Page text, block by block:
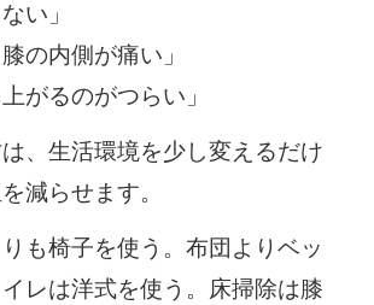
い」
の内側が痛い」
がるのがつらい」
、生活環境を少し変えるだけ
減らせます。
も椅子を使う。布団よりベッ
イレは洋式を使う。床掃除は膝